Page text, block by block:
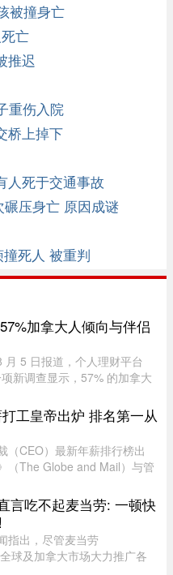
被撞身亡
亡
推迟
重伤入院
桥上掉下
人死于交通事故
压身亡 原因成谜
死人 被重判
加拿大人倾向与伴侣
5 日报道，个人理财平台
新调查显示，57% 的加拿大
名加拿大成年人的反馈，
最受欢 ...
工皇帝出炉 排名第一从
（CEO）最新年薪排行榜出
（The Globe and Mail）与管
大上市公司CEO薪酬排名，
司行政总裁为 ...
言吃不起麦当劳: 一顿快
指出，尽管麦当劳
全球及加拿大市场大力推广各